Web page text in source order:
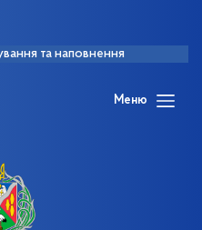
та наповнення
Меню